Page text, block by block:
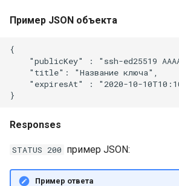
Пример JSON объекта
{
"publicKey" : "ssh-ed25519
    "title": "Название ключа",
"expiresAt" : "2020-10-
Responses
STATUS 200 пример JSON:
Пример ответа